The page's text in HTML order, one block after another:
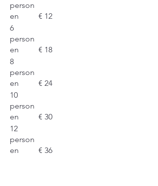
person
en
€ 12
6
person
en
€ 18
8
person
en
€ 24
10
person
en
€ 30
12
person
en
€ 36